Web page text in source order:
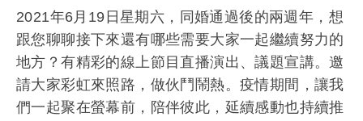
2021年6月19日星期六，同婚通過後的兩週年，想
跟您聊聊接下來還有哪些需要大家一起繼續努力的
地方？有精彩的線上節目直播演出、議題宣講。邀
請大家彩虹來照路，做伙鬥鬧熱。疫情期間，讓我
們一起聚在螢幕前，陪伴彼此，延續感動也持續推